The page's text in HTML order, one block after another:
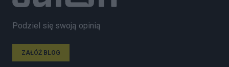
Podziel się swoją opinią
ZAŁÓŻ BLOG